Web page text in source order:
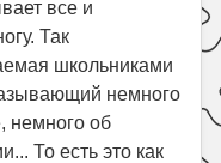
все и
Так
школьниками
немного
немного об
То есть это как